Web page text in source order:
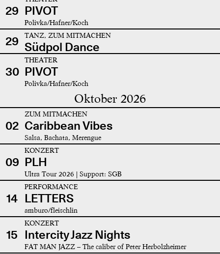
29 PIVOT
Polivka/Hafner/Koch
29 TANZ, ZUM MITMACHEN
Südpol Dance
30
THEATER
PIVOT
Polivka/Hafner/Koch
Oktober 2026
02
ZUM MITMACHEN
Caribbean Vibes
Salsa, Bachata, Merengue
09
KONZERT
PLH
Ultra Tour 2026 | Support: SGB
14
PERFORMANCE
LETTERS
amburo/fleischlin
15
KONZERT
Intercity Jazz Nights
FAT MAN JAZZ – The caliber of Peter Herbolzheimer